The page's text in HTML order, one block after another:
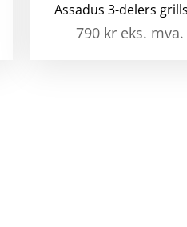
Assadus 3-delers
790 kr eks. mva.